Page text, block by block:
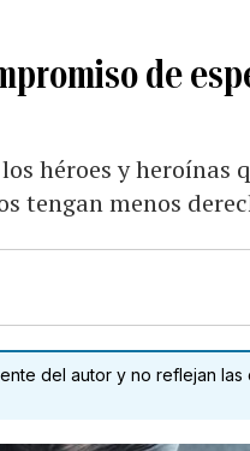
de
héroes y
tengan menos
del autor y no reflejan